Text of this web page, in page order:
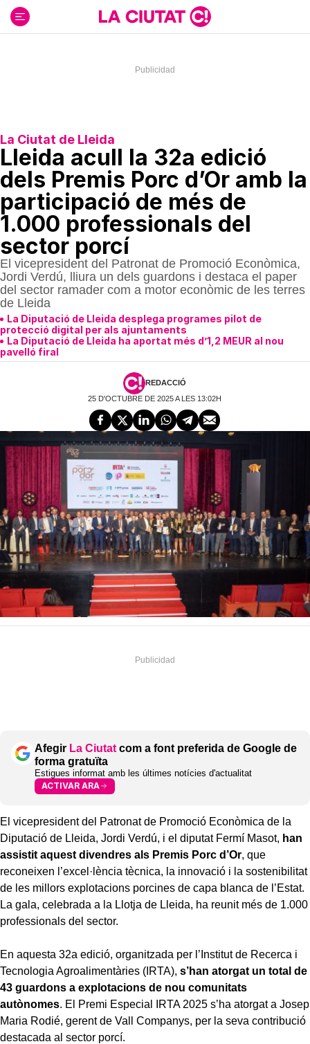
contenido
La Ciutat de Lleida
Lleida acull la 32a edició
dels Premis Porc d’Or amb la
participació de més de
1.000 professionals del
sector porcí
El vicepresident del Patronat de Promoció Econòmica,
Jordi Verdú, lliura un dels guardons i destaca el paper
del sector ramader com a motor econòmic de les terres
de Lleida
La Diputació de Lleida desplega programes pilot de
protecció digital per als ajuntaments
La Diputació de Lleida ha aportat més d’1,2 MEUR al nou
pavelló firal
REDACCIÓ
25 D'OCTUBRE DE 2025 A LES 13:02H
Afegir La Ciutat com a font preferida de Google de
forma gratuïta
Estigues informat amb les últimes notícies d'actualitat
ACTIVAR ARA
El vicepresident del Patronat de Promoció Econòmica de la
Diputació de Lleida, Jordi Verdú, i el diputat Fermí Masot, han
assistit aquest divendres als Premis Porc d’Or, que
reconeixen l’excel·lència tècnica, la innovació i la sostenibilitat
de les millors explotacions porcines de capa blanca de l’Estat.
La gala, celebrada a la Llotja de Lleida, ha reunit més de 1.000
professionals del sector.
En aquesta 32a edició, organitzada per l’Institut de Recerca i
Tecnologia Agroalimentàries (IRTA), s’han atorgat un total de
43 guardons a explotacions de nou comunitats
autònomes. El Premi Especial IRTA 2025 s’ha atorgat a Josep
Maria Rodié, gerent de Vall Companys, per la seva contribució
destacada al sector porcí.